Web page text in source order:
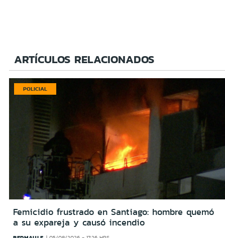
ARTÍCULOS RELACIONADOS
POLICIAL
Femicidio frustrado en Santiago: hombre quemó
a su expareja y causó incendio